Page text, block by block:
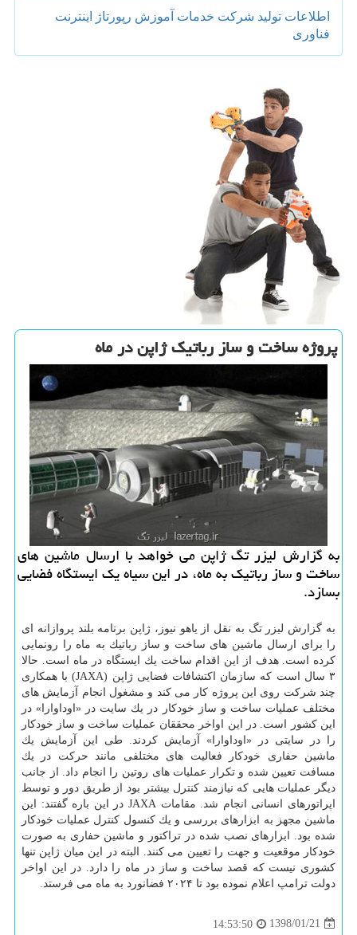
اطلاعات تولید شركت خدمات آموزش رپورتاژ
اینترنت
فناوری
پروژه ساخت و ساز رباتیك ژاپن در ماه
به گزارش لیزر تگ ژاپن می خواهد با ارسال ماشین های
ساخت و ساز رباتیك به ماه، در این سیاه یك ایستگاه فضایی
بسازد.
به گزارش لیزر تگ به نقل از یاهو نیوز، ژاپن برنامه بلند پروازانه ای
را برای ارسال ماشین های ساخت و ساز رباتیك به ماه را رونمایی
كرده است. هدف از این اقدام ساخت یك ایستگاه در ماه است. حالا
۳ سال است كه سازمان اكتشافات فضایی ژاپن (JAXA) با همكاری
چند شركت روی این پروژه كار می كند و مشغول انجام آزمایش های
مختلف عملیات ساخت و ساز خودكار در یك سایت در «اوداوارا» در
این كشور است. در این اواخر محققان عملیات ساخت و ساز خودكار
را در سایتی در «اوداوارا» آزمایش كردند. طی این آزمایش یك
ماشین حفاری خودكار فعالیت های مختلفی مانند حركت در یك
مسافت تعیین شده و تكرار عملیات های روتین را انجام داد. از جانب
دیگر عملیات هایی كه نیازمند كنترل بیشتر بود از طریق دور و توسط
اپراتورهای انسانی انجام شد. مقامات JAXA در این باره گفتند: این
ماشین مجهز به ابزارهای بررسی و یك كنسول كنترل عملیات خودكار
شده بود. ابزارهای نصب شده در تراكتور و ماشین حفاری به صورت
خودكار موقعیت و جهت را تعیین می كنند. البته در این میان ژاپن تنها
كشوری نیست كه قصد ساخت و ساز در ماه را دارد. در این اواخر
دولت ترامپ اعلام نموده بود تا ۲۰۲۴ فضانورد به ماه می فرستد.
1398/01/21
14:53:50